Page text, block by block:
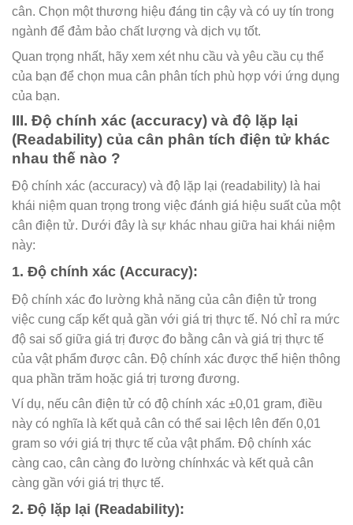
cân. Chọn một thương hiệu đáng tin cậy và có uy tín trong
ngành để đảm bảo chất lượng và dịch vụ tốt.
Quan trọng nhất, hãy xem xét nhu cầu và yêu cầu cụ thể
của bạn để chọn mua cân phân tích phù hợp với ứng dụng
của bạn.
III. Độ chính xác (accuracy) và độ lặp lại
(Readability) của cân phân tích điện tử khác
nhau thế nào ?
Độ chính xác (accuracy) và độ lặp lại (readability) là hai
khái niệm quan trọng trong việc đánh giá hiệu suất của một
cân điện tử. Dưới đây là sự khác nhau giữa hai khái niệm
này:
1. Độ chính xác (Accuracy):
Độ chính xác đo lường khả năng của cân điện tử trong
việc cung cấp kết quả gần với giá trị thực tế. Nó chỉ ra mức
độ sai số giữa giá trị được đo bằng cân và giá trị thực tế
của vật phẩm được cân. Độ chính xác được thể hiện thông
qua phần trăm hoặc giá trị tương đương.
Ví dụ, nếu cân điện tử có độ chính xác ±0,01 gram, điều
này có nghĩa là kết quả cân có thể sai lệch lên đến 0,01
gram so với giá trị thực tế của vật phẩm. Độ chính xác
càng cao, cân càng đo lường chínhxác và kết quả cân
càng gần với giá trị thực tế.
2. Độ lặp lại (Readability):